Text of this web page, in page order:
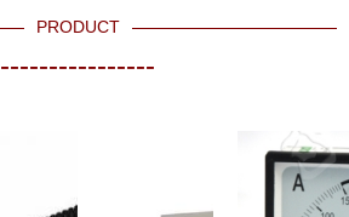
PRODUCT
----------------